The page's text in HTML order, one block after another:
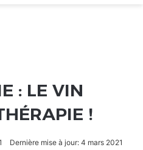
: LE VIN
!
Dernière mise à jour: 4 mars 2021